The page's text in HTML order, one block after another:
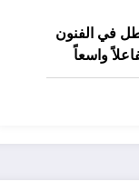
في الفنون
واسعاً